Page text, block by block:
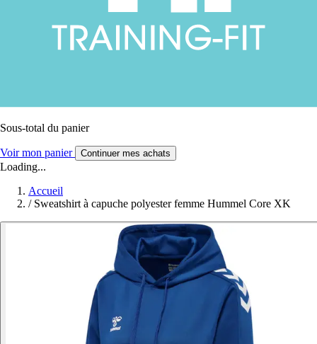
Sous-total du panier
Voir mon panier Continuer mes achats
Loading...
Accueil
/ Sweatshirt à capuche polyester femme Hummel Core XK